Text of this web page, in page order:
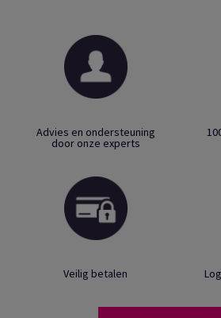
Advies en ondersteuning
door onze experts
Veilig betalen